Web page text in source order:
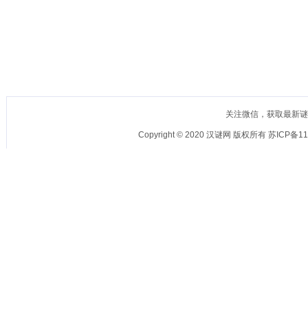
关注微信，获取最新
Copyright © 2020 汉谜网 版权所有 苏ICP备